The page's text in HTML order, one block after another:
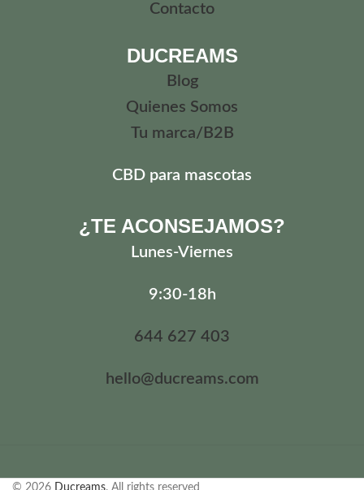
Contacto
DUCREAMS
Blog
Quienes Somos
Tu marca/B2B
CBD para mascotas
¿TE ACONSEJAMOS?
Lunes-Viernes
9:30-18h
644 627 403
hello@ducreams.com
© 2026 Ducreams. All rights reserved